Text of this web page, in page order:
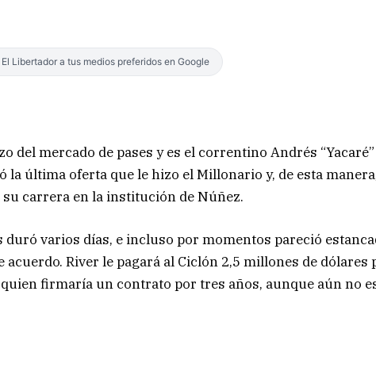
Libertador a tus medios preferidos en Google
del mercado de pases y es el correntino Andrés
la última oferta que le hizo el Millonario y, de esta
carrera en la institución de Núñez.
varios días, e incluso por momentos pareció
River le pagará al Ciclón 2,5 millones de dólares
firmaría un contrato por tres años, aunque aún no